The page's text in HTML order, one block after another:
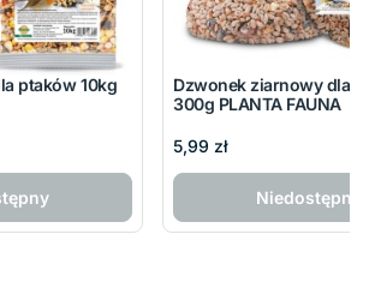
ptaków 10kg
Dzwonek ziarnowy dla
300g PLANTA FAUNA
5,99 zł
Niedostępny